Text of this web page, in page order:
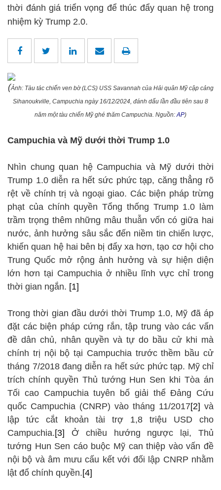
thời đánh giá triển vọng để thúc đẩy quan hệ trong
nhiệm kỳ Trump 2.0.
(Ảnh: Tàu tác chiến ven bờ (LCS) USS Savannah của Hải quân Mỹ cập cảng
Sihanoukville, Campuchia ngày 16/12/2024, đánh dấu lần đầu tiên sau 8
năm một tàu chiến Mỹ ghé thăm Campuchia. Nguồn:AP)
Campuchia và Mỹ dưới thời Trump 1.0
Nhìn chung quan hệ Campuchia và Mỹ dưới thời
Trump 1.0 diễn ra hết sức phức tạp, căng thẳng rõ
rệt về chính trị và ngoại giao. Các biện pháp trừng
phạt của chính quyền Tổng thống Trump 1.0 làm
trầm trọng thêm những mâu thuẫn vốn có giữa hai
nước, ảnh hưởng sâu sắc đến niềm tin chiến lược,
khiến quan hệ hai bên bị đẩy xa hơn, tạo cơ hội cho
Trung Quốc mở rộng ảnh hưởng và sự hiện diện
lớn hơn tại Campuchia ở nhiều lĩnh vực chỉ trong
thời gian ngắn. [1]
Trong thời gian đầu dưới thời Trump 1.0, Mỹ đã áp
đặt các biện pháp cứng rắn, tập trung vào các vấn
đề dân chủ, nhân quyền và tự do bầu cử khi mà
chính trị nội bộ tại Campuchia trước thềm bầu cử
tháng 7/2018 đang diễn ra hết sức phức tạp. Mỹ chỉ
trích chính quyền Thủ tướng Hun Sen khi Tòa án
Tối cao Campuchia tuyên bố giải thể Đảng Cứu
quốc Campuchia (CNRP) vào tháng 11/2017[2] và
lập tức cắt khoản tài trợ 1,8 triệu USD cho
Campuchia.[3] Ở chiều hướng ngược lại, Thủ
tướng Hun Sen cáo buộc Mỹ can thiệp vào vấn đề
nội bộ và âm mưu cấu kết với đối lập CNRP nhằm
lật đổ chính quyền.[4]